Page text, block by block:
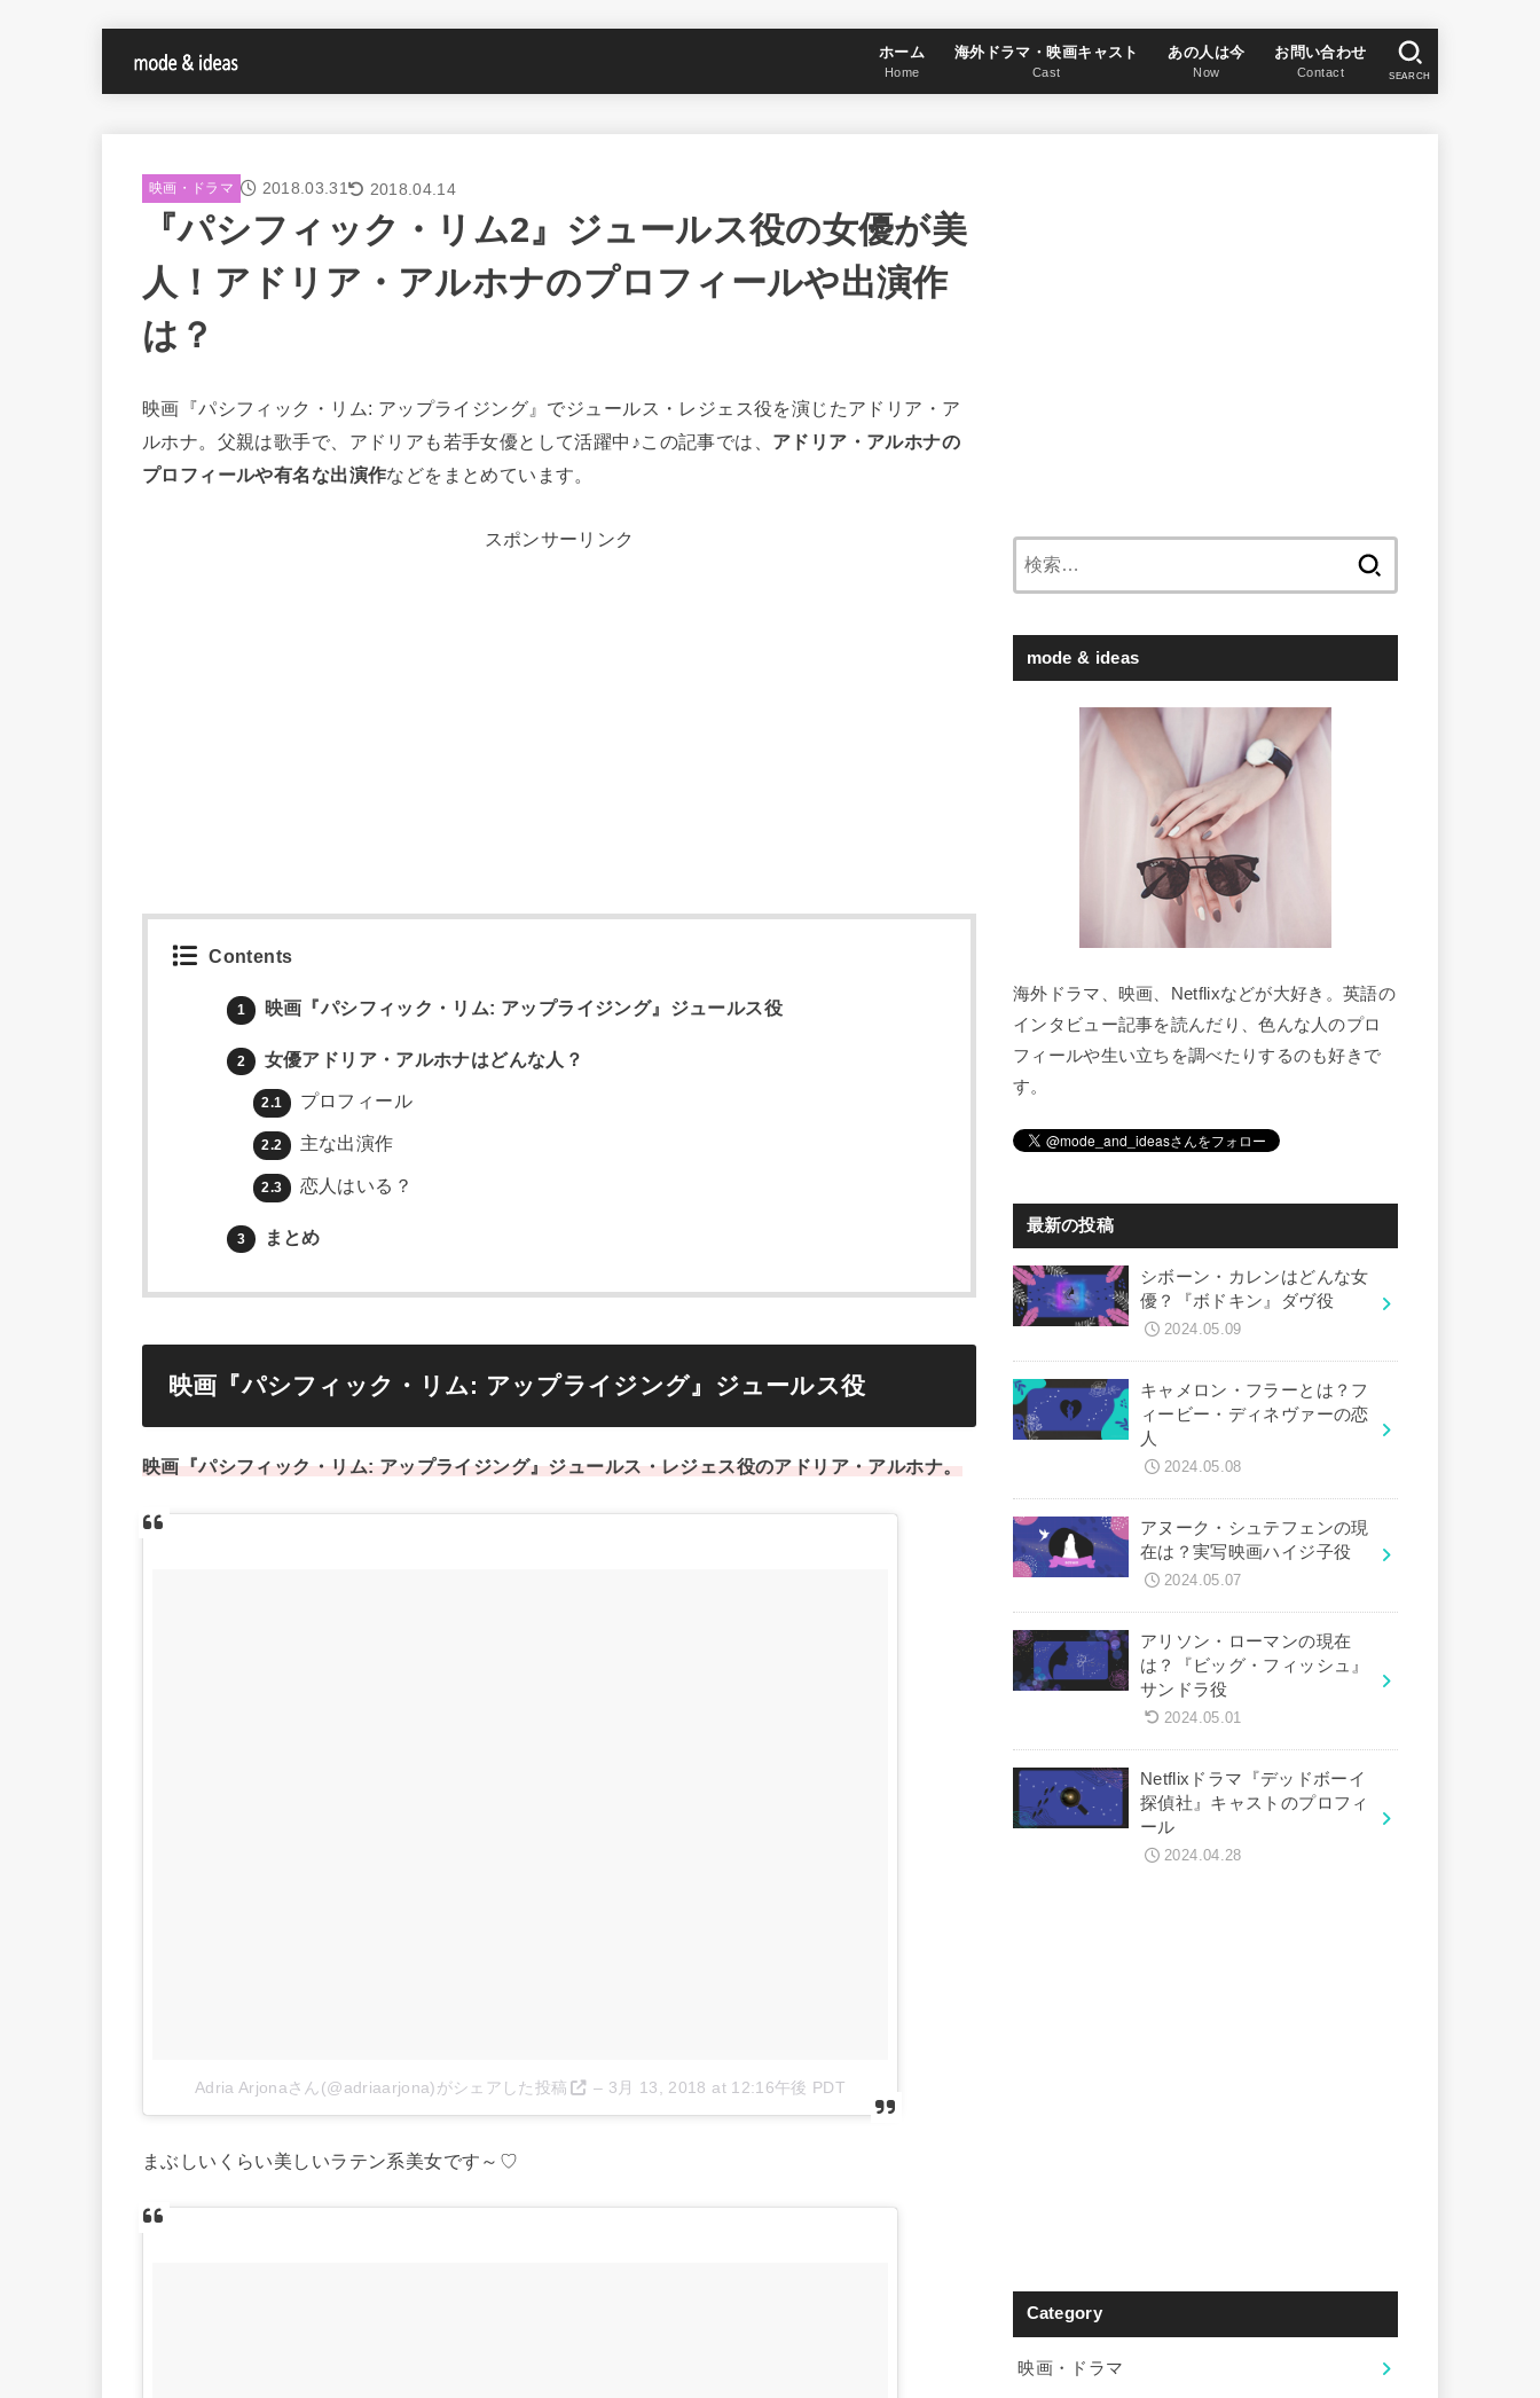
ホーム
Home
海外ドラマ・映画キャスト
Cast
あの人は今
Now
お問い合わせ
Contact SEARCH
映画・ドラマ 2018.03.31 2018.04.14
『パシフィック・リム2』ジュールス役の女優が美
人！アドリア・アルホナのプロフィールや出演作
は？
映画『パシフィック・リム: アップライジング』でジュールス・レジェス役を演じたアドリア・ア
ルホナ。父親は歌手で、アドリアも若手女優として活躍中♪この記事では、 アドリア・アルホナの
プロフィールや有名な出演作などをまとめています。
スポンサーリンク
Contents
1 映画『パシフィック・リム: アップライジング』ジュールス役
2 女優アドリア・アルホナはどんな人？
2.1 プロフィール
2.2 主な出演作
2.3 恋人はいる？
3 まとめ
映画『パシフィック・リム: アップライジング』ジュールス役
映画『パシフィック・リム: アップライジング』ジュールス・レジェス役のアドリア・アルホナ。
Adria Arjonaさん(@adriaarjona)がシェアした投稿 – 3月 13, 2018 at 12:16午後 PDT
まぶしいくらい美しいラテン系美女です～♡
mode & ideas
海外ドラマ、映画、Netflixなどが大好き。英語の
インタビュー記事を読んだり、色んな人のプロ
フィールや生い立ちを調べたりするのも好きで
す。
最新の投稿
シボーン・カレンはどんな女
優？『ボドキン』ダヴ役
2024.05.09
キャメロン・フラーとは？フ
ィービー・ディネヴァーの恋
人
2024.05.08
アヌーク・シュテフェンの現
在は？実写映画ハイジ子役
2024.05.07
アリソン・ローマンの現在
は？『ビッグ・フィッシュ』
サンドラ役
2024.05.01
Netflixドラマ『デッドボーイ
探偵社』キャストのプロフィ
ール
2024.04.28
Category
映画・ドラマ